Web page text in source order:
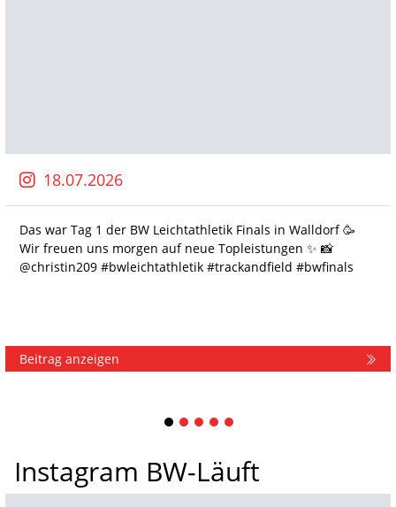
18.07.2026
Das war Tag 1 der BW Leichtathletik Finals in Walldorf 🥳
Wir freuen uns morgen auf neue Topleistungen ✨️ 📸
@christin209 #bwleichtathletik #trackandfield #bwfinals
Beitrag anzeigen
1 2 3 4 5
Instagram BW-Läuft